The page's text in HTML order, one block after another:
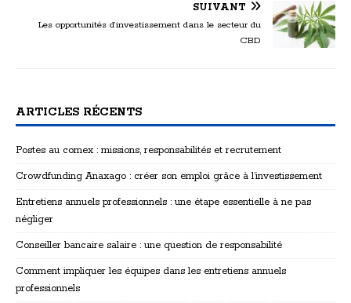
SUIVANT
Les opportunités d’investissement dans le secteur du
CBD
ARTICLES RÉCENTS
Postes au comex : missions, responsabilités et recrutement
Crowdfunding Anaxago : créer son emploi grâce à l’investissement
Entretiens annuels professionnels : une étape essentielle à ne pas
négliger
Conseiller bancaire salaire : une question de responsabilité
Comment impliquer les équipes dans les entretiens annuels
professionnels